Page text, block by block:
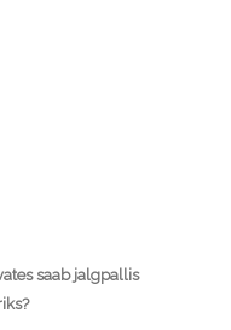
saab jalgpallis